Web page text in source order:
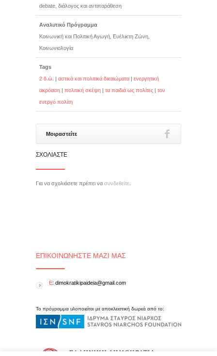
debate, διάλογος και αντιπαράθεση
Αναλυτικό Πρόγραμμα
Κοινωνική και Πολιτική Αγωγή, Ευέλικτη Ζώνη,
Κοινωνιολογία
Tags
2 δ.ώ.
| αστικά και πολιτικά δικαιώματα | ενεργητική
ακρόαση | πολιτική σκέψη | τα παιδιά ως πολίτες | τον
ενεργό πολίτη
Μοιραστείτε
ΣΧΟΛΙΆΣΤΕ
Για να σχολιάσετε πρέπει να συνδεθείτε
ΕΠΙΚΟΙΝΩΝΉΣΤΕ ΜΑΖΊ ΜΑΣ
E: dimokratikipaideia@gmail.com
Το πρόγραμμα υλοποιείται με αποκλειστική δωρεά από το: